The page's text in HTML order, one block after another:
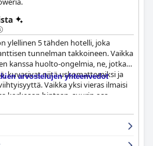
ylellinen 5 tähden hotelli, joka
tunnelman takkoineen. Vaikka
kanssa huolto-ongelmia, ne, jotka
kuvasivat niitä uskomattomiksi ja
Vaikka yksi vieras ilmaisi
korkeaan hintaan, suurin osa
ylellisestä kokemuksesta.
arvostelujen yhteenvedot